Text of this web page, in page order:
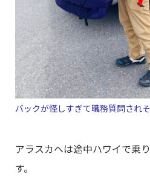
バックが怪しすぎて職務質問されそ
アラスカへは途中ハワイで乗
す。